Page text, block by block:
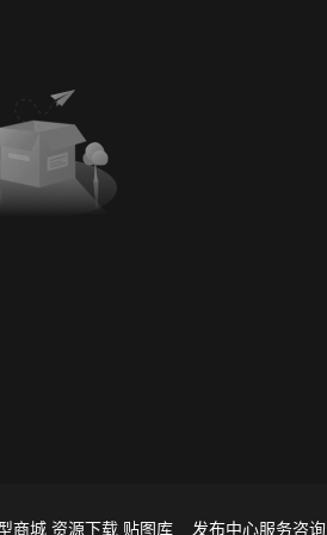
商城 资源下载 贴图库 发布中心服务咨询